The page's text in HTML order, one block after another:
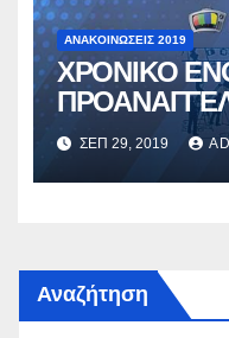
ΑΝΑΚΟΙΝΏΣΕΙΣ 2019
ΧΡΟΝΙΚΟ
ΘΑΝΑΤΟΥ;
ΣΕΠ 29, 2019
Αναζήτηση